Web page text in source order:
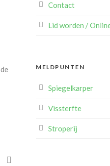
Contact
Lid worden /
MELDPUNTEN
Spiegelkarper
Vissterfte
Stroperij